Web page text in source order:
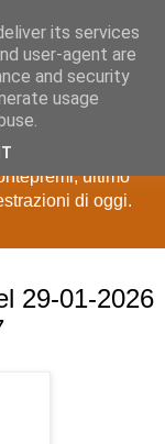
e lotto,
ultimo
di oggi.
29-01-2026
its services
user-agent are
and security
usage